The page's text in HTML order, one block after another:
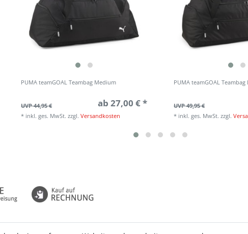
PUMA teamGOAL Teambag Medium
UVP 44,95 € ab 27,00 € *
* inkl. ges. MwSt. zzgl.Versandkosten
PUMA teamGOAL Teambag
UVP 49,95 €
* inkl. ges. MwSt. zzgl.